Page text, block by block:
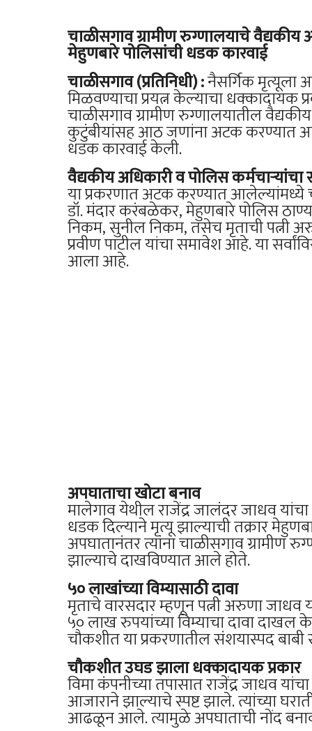
चाळीसगाव ग्रामीण रुग्णालयाचे
मेहुणबारे पोलिसांची धडक कारवाई
चाळीसगाव (प्रतिनिधी) :नैसर्गिक मृत्यूला
मिळवण्याचा प्रयत्न केल्याचा
चाळीसगाव ग्रामीण रुग्णालयातील
कुटुंबीयांसह आठ जणांना अटक करण्यात
धडक कारवाई केली.
वैद्यकीय अधिकारी व पोलिस
या प्रकरणात अटक करण्यात आलेल्यांमध्ये
डॉ. मंदार करंबळेकर, मेहुणबारे पोलिस
निकम, सुनील निकम, तसेच मृताची पत्नी
प्रवीण पाटील यांचा समावेश आहे. या
आला आहे.
अपघाताचा खोटा बनाव
मालेगाव येथील राजेंद्र जालंदर जाधव
धडक दिल्याने मृत्यू झाल्याची तक्रार
अपघातानंतर त्यांना चाळीसगाव
झाल्याचे दाखविण्यात आले होते.
५० लाखांच्या विम्यासाठी दावा
मृताचे वारसदार म्हणून पत्नी अरुणा जाधव
५० लाख रुपयांच्या विम्याचा दावा दाखल
चौकशीत या प्रकरणातील संशयास्पद
चौकशीत उघड झाला धक्कादायक प्रकार
विमा कंपनीच्या तपासात राजेंद्र जाधव
आजाराने झाल्याचे स्पष्ट झाले. त्यांच्या
आढळून आले. त्यामुळे अपघाताची नोंद